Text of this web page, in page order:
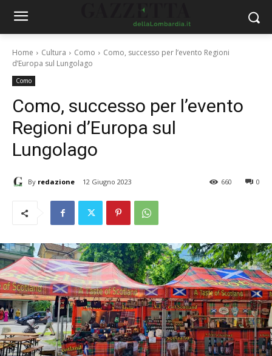
Home Cultura Como
Como, successo per l’evento Regioni
d’Europa sul Lungolago
Como
Como, successo per l’evento
Regioni d’Europa sul
Lungolago
By redazione 12 Giugno 2023 0
660